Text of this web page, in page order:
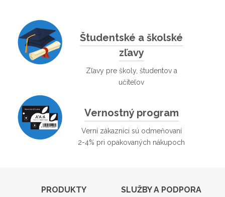
Študentské a školské
zľavy
Zľavy pre školy, študentov a
učiteľov
Vernostný program
Verní zákazníci sú odmeňovaní
2-4% pri opakovaných nákupoch
PRODUKTY SLUŽBY A PODPORA